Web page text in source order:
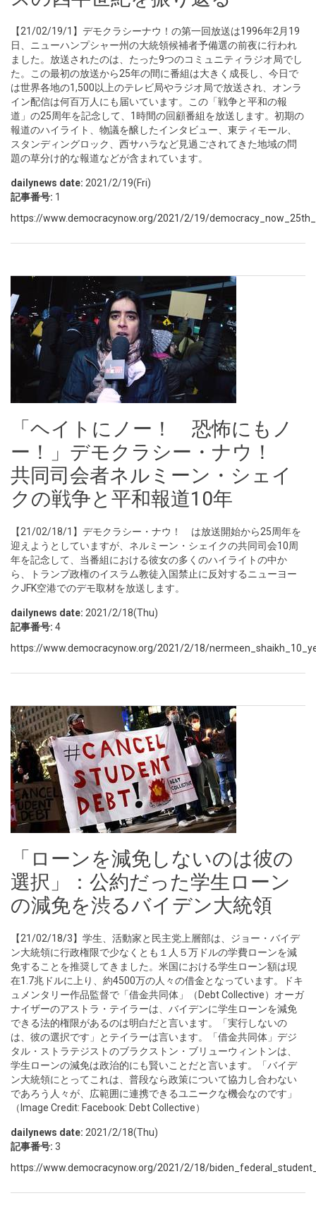
【21/02/19/1】デモクラシーナウ！の第一回放送は1996年2月19
日、ニューハンプシャー州の大統領候補者予備選の前夜に行われ
ました。放送されたのは、たった9つのコミュニティラジオ局でし
た。この最初の放送から25年の間に番組は大きく成長し、今日で
は世界各地の1,500以上のテレビ局やラジオ局で放送され、オンラ
イン配信は何百万人にも届いています。この「戦争と平和の報
道」の25周年を記念して、1時間の回顧番組を放送します。初期の
報道のハイライト、物議を醸したインタビュー、東ティモール、
スタンディングロック、西サハラなど見過ごされてきた地域の問
題の草分け的な報道などが含まれています。
dailynews date: 2021/2/19(Fri)
記事番号: 1
https://www.democracynow.org/2021/2/19/
「ヘイトにノー！ 恐怖にもノ
ー！」デモクラシー・ナウ！
共同司会者ネルミーン・シェイ
クの戦争と平和報道10年
【21/02/18/1】デモクラシー・ナウ！ は放送開始から25周年を
迎えようとしていますが、ネルミーン・シェイクの共同司会10周
年を記念して、当番組における彼女の多くのハイライトの中か
ら、トランプ政権のイスラム教徒入国禁止に反対するニューヨー
クJFK空港でのデモ取材を放送します。
dailynews date: 2021/2/18(Thu)
記事番号: 4
https://www.democracynow.org/2021/2/18/
「ローンを減免しないのは彼の
選択」：公約だった学生ローン
の減免を渋るバイデン大統領
【21/02/18/3】学生、活動家と民主党上層部は、ジョー・バイデ
ン大統領に行政権限で少なくとも１人５万ドルの学費ローンを減
免することを推奨してきました。米国における学生ローン額は現
在1.7兆ドルに上り、約4500万の人々の借金となっています。ドキ
ュメンタリー作品監督で「借金共同体」（Debt Collective）オーガ
ナイザーのアストラ・テイラーは、バイデンに学生ローンを減免
できる法的権限があるのは明白だと言います。「実行しないの
は、彼の選択です」とテイラーは言います。「借金共同体」デジ
タル・ストラテジストのブラクストン・ブリューウィントンは、
学生ローンの減免は政治的にも賢いことだと言います。「バイデ
ン大統領にとってこれは、普段なら政策について協力し合わない
であろう人々が、広範囲に連携できるユニークな機会なのです」
（Image Credit: Facebook: Debt Collective）
dailynews date: 2021/2/18(Thu)
記事番号: 3
https://www.democracynow.org/2021/2/18/